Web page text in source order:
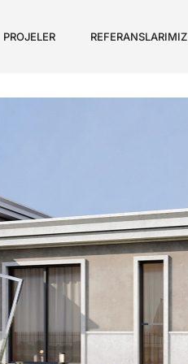
PROJELER REFERANSLARIMIZ